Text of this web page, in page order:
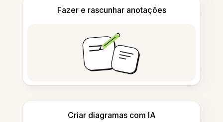
Fazer e rascunhar anotações
Criar diagramas com IA